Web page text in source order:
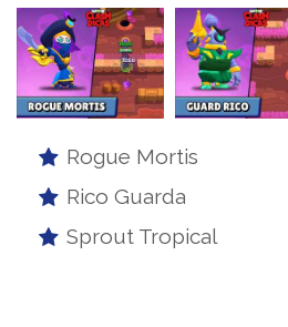
Rogue Mortis
Rico Guarda
Sprout Tropical